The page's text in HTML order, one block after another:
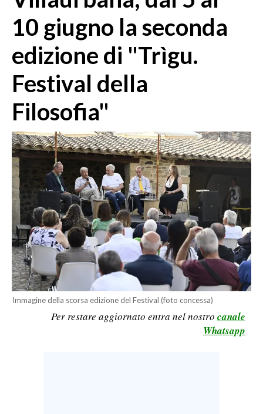
MEDIO CAMPIDANO
ORISTANO E PROVINCIA
SASSARI E PROVINCIA
GALLURA
NUORO E PROVINCIA
OGLIASTRA
AGENDA
CRONACA
ITALIA
MONDO
POLITICA
ECONOMIA
SERVIZI ALLE IMPRESE
LAVORO
BANDI
10 giugno la seconda
edizione di "Trìgu.
Festival della
Filosofia"
Immagine della scorsa edizione del Festival (foto concessa)
Per restare aggiornato entra nel nostro canale
Whatsapp